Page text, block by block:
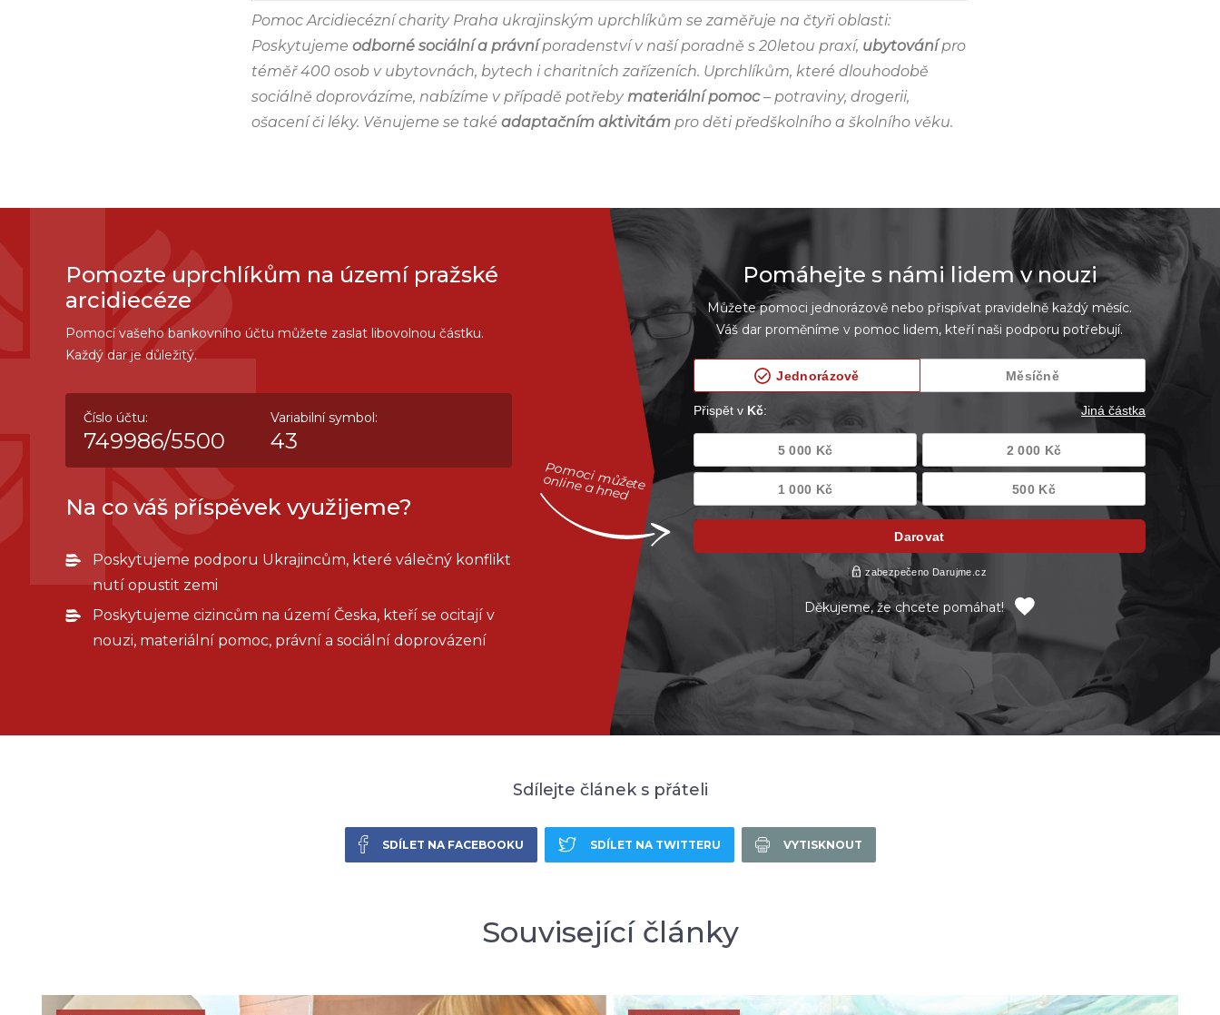
Pomoc Arcidiecézní charity Praha ukrajinským uprchlíkům se zaměřuje na čtyři oblasti:
Poskytujeme odborné sociální a právníporadenství v naší poradně s 20letou praxí, ubytovánípro
téměř 400 osob v ubytovnách, bytech i charitních zařízeních. Uprchlíkům, které dlouhodobě
sociálně doprovázíme, nabízíme v případě potřebymateriální pomoc– potraviny, drogerii,
ošacení či léky. Věnujeme se také adaptačním aktivitám pro děti předškolního a školního věku.
Pomozte uprchlíkům na území pražské
arcidiecéze
Pomocí vašeho bankovního účtu můžete zaslat libovolnou částku.
Každý dar je důležitý.
Číslo účtu:
749986/5500
Variabilní symbol:
43
Na co váš příspěvek využijeme?
Poskytujeme podporu Ukrajincům, které válečný konflikt
nutí opustit zemi
Poskytujeme cizincům na území Česka, kteří se ocitají v
nouzi, materiální pomoc, právní a sociální doprovázení
Pomáhejte s námi lidem v nouzi
Můžete pomoci jednorázově nebo přispívat pravidelně každý měsíc.
Váš dar proměníme v pomoc lidem, kteří naši podporu potřebují.
Děkujeme, že chcete pomáhat!
Pomoci můžete
online a hned
Sdílejte článek s přáteli
SDÍLET NA FACEBOOKU SDÍLET NA TWITTERU VYTISKNOUT
Související články